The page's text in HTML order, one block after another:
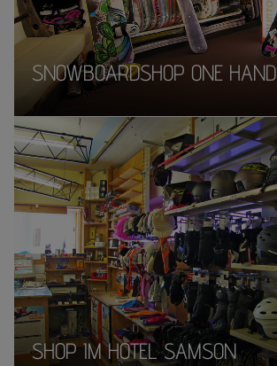
SNOWBOARDSHOP ONE HAND
SHOP IM HOTEL SAMSON